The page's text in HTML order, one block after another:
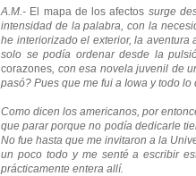
A.M.- El mapa de los afectos surge
intensidad de la palabra, con la
he interiorizado el exterior, la
solo se podía ordenar desde la
corazones , con esa novela juvenil de
pasó? Pues que me fui a Iowa y todo
Como dicen los americanos, por
que parar porque no podía dedicarle
No fue hasta que me invitaron a la
un poco todo y me senté a escribir
prácticamente entera allí.